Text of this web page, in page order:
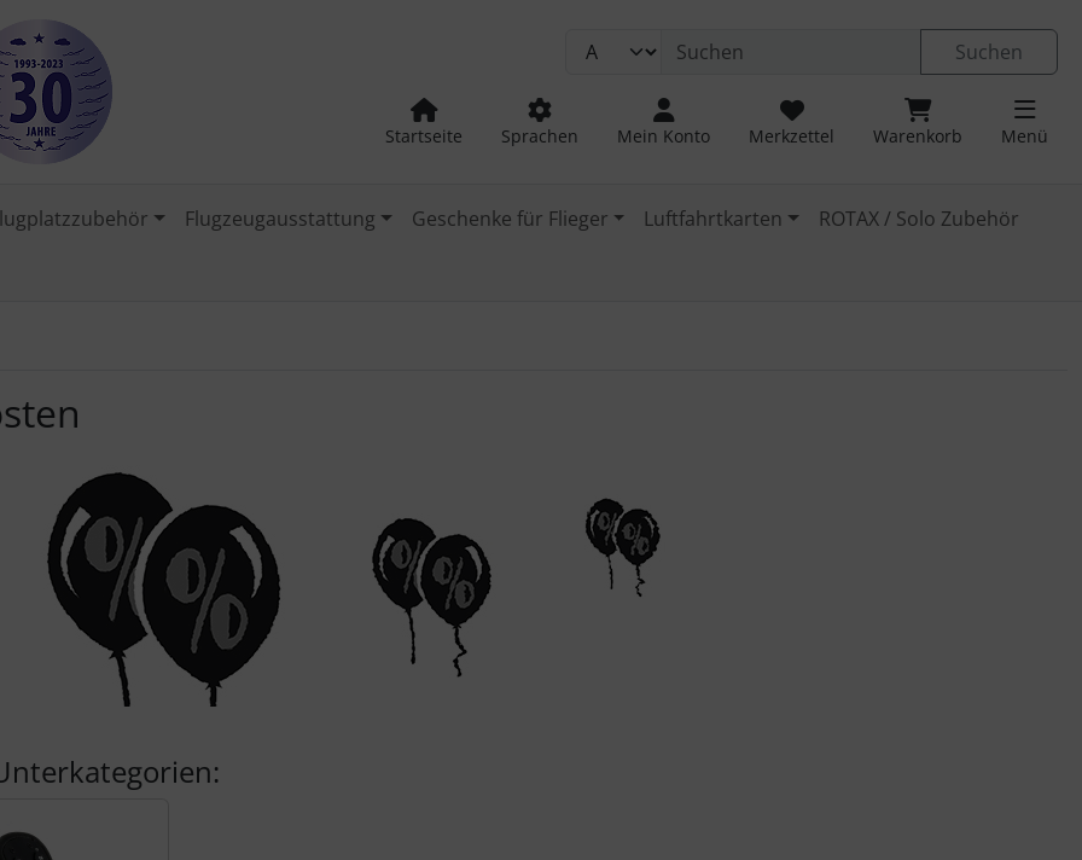
Suchen
Startseite Sprachen Mein Konto Merkzettel Warenkorb Menü
Flugzeugausstattung Geschenke für Flieger Luftfahrtkarten
ROTAX / Solo Zubehör